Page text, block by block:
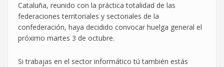
Cataluña, reunido con la práctica totalidad de las
federaciones territoriales y sectoriales de la
confederación, haya decidido convocar huelga general el
próximo martes 3 de octubre.
Si trabajas en el sector informático tú también estás